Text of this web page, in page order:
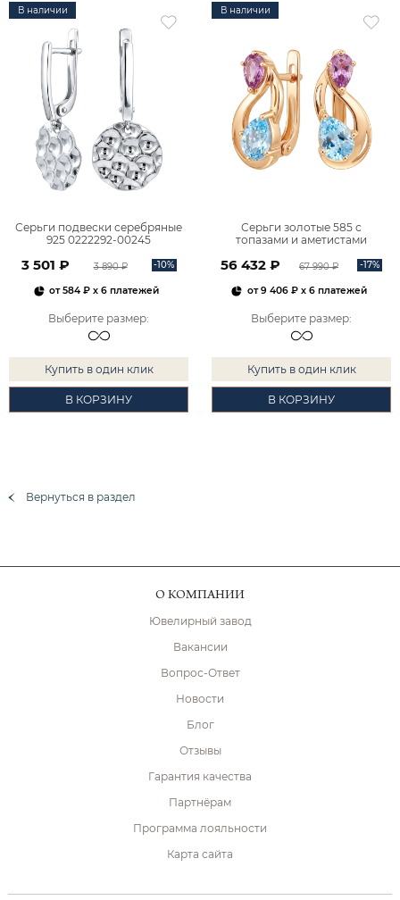
В наличии
Серьги подвески серебряные
925 0222292-00245
3 501 ₽ 3 890 ₽ -10%
от584 ₽ x 6 платежей
Выберите размер:
Купить в один клик
В КОРЗИНУ
В наличии
Серьги золотые 585 с
топазами и аметистами
56 432 ₽ 67 990 ₽ -17%
от9 406 ₽x 6 платежей
Выберите размер:
Купить в один клик
В КОРЗИНУ
Вернуться в раздел
О КОМПАНИИ
Ювелирный завод
Вакансии
Вопрос-Ответ
Новости
Блог
Отзывы
Гарантия качества
Партнёрам
Программа лояльности
Карта сайта